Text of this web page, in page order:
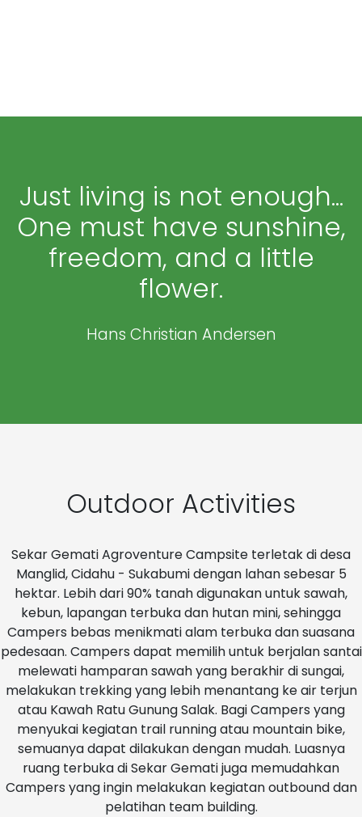
Just living is not enough...
One must have sunshine,
freedom, and a little
flower.
Hans Christian Andersen
Outdoor Activities
Sekar Gemati Agroventure Campsite terletak di desa
Manglid, Cidahu - Sukabumi dengan lahan sebesar 5
hektar. Lebih dari 90% tanah digunakan untuk sawah,
kebun, lapangan terbuka dan hutan mini, sehingga
Campers bebas menikmati alam terbuka dan suasana
pedesaan. Campers dapat memilih untuk berjalan santai
melewati hamparan sawah yang berakhir di sungai,
melakukan trekking yang lebih menantang ke air terjun
atau Kawah Ratu Gunung Salak. Bagi Campers yang
menyukai kegiatan trail running atau mountain bike,
semuanya dapat dilakukan dengan mudah. Luasnya
ruang terbuka di Sekar Gemati juga memudahkan
Campers yang ingin melakukan kegiatan outbound dan
pelatihan team building.